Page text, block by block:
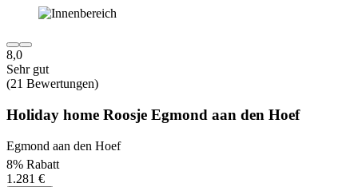
8,0
Sehr gut
(21 Bewertungen)
Holiday home Roosje Egmond aan den Hoef
Egmond aan den Hoef
8% Rabatt
1.281 €